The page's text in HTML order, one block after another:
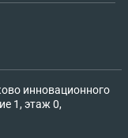
инновационного
1, этаж 0,